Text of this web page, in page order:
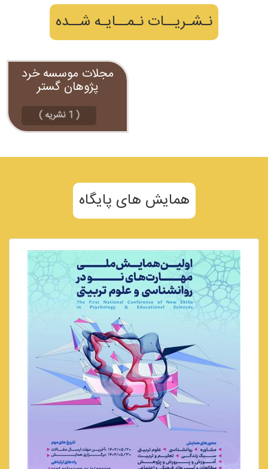
نـشـریــات نـمــایـه شــده
مجلات موسسه خرد
پژوهان گستر
1نشریه )
همایش های پایگاه